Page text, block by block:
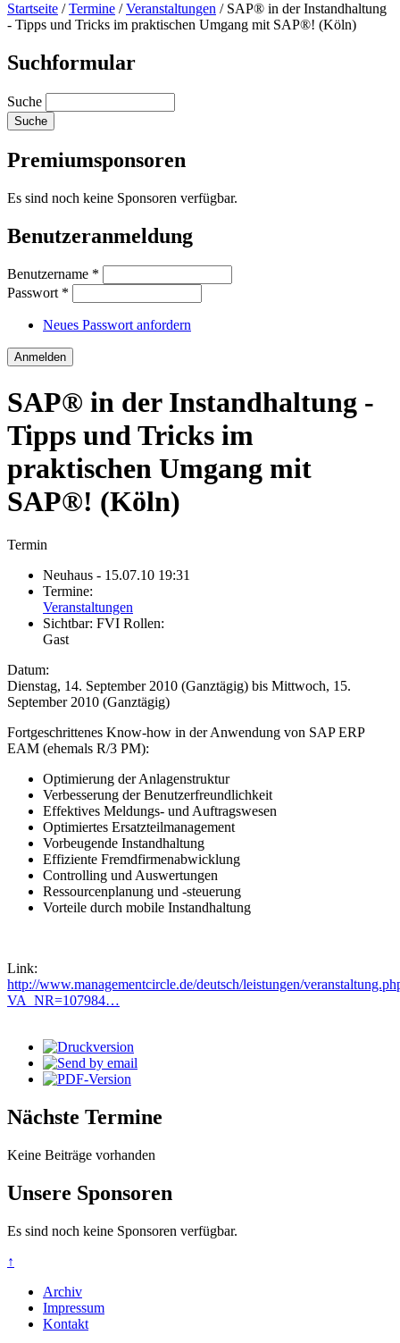
Startseite /Termine /Veranstaltungen / SAP® in der Instandhaltung
- Tipps und Tricks im praktischen Umgang mit SAP®! (Köln)
Suchformular
Suche
Premiumsponsoren
Es sind noch keine Sponsoren verfügbar.
Benutzeranmeldung
Benutzername *
Passwort *
Neues Passwort anfordern
SAP® in der Instandhaltung -
Tipps und Tricks im
praktischen Umgang mit
SAP®! (Köln)
Termin
Neuhaus - 15.07.10 19:31
Termine:
Veranstaltungen
Sichtbar: FVI Rollen:
Gast
Datum:
Dienstag, 14. September 2010 (Ganztägig) bis Mittwoch, 15.
September 2010 (Ganztägig)
Fortgeschrittenes Know-how in der Anwendung von SAP ERP
EAM (ehemals R/3 PM):
Optimierung der Anlagenstruktur
Verbesserung der Benutzerfreundlichkeit
Effektives Meldungs- und Auftragswesen
Optimiertes Ersatzteilmanagement
Vorbeugende Instandhaltung
Effiziente Fremdfirmenabwicklung
Controlling und Auswertungen
Ressourcenplanung und -steuerung
Vorteile durch mobile Instandhaltung
Link:
http://www.managementcircle.de/deutsch/leistungen/
VA_NR=107984…
Nächste Termine
Keine Beiträge vorhanden
Unsere Sponsoren
Es sind noch keine Sponsoren verfügbar.
↑
Archiv
Impressum
Kontakt